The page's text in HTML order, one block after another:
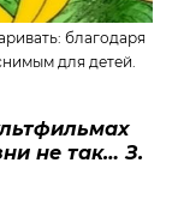
благодаря
для детей.
не так… З.